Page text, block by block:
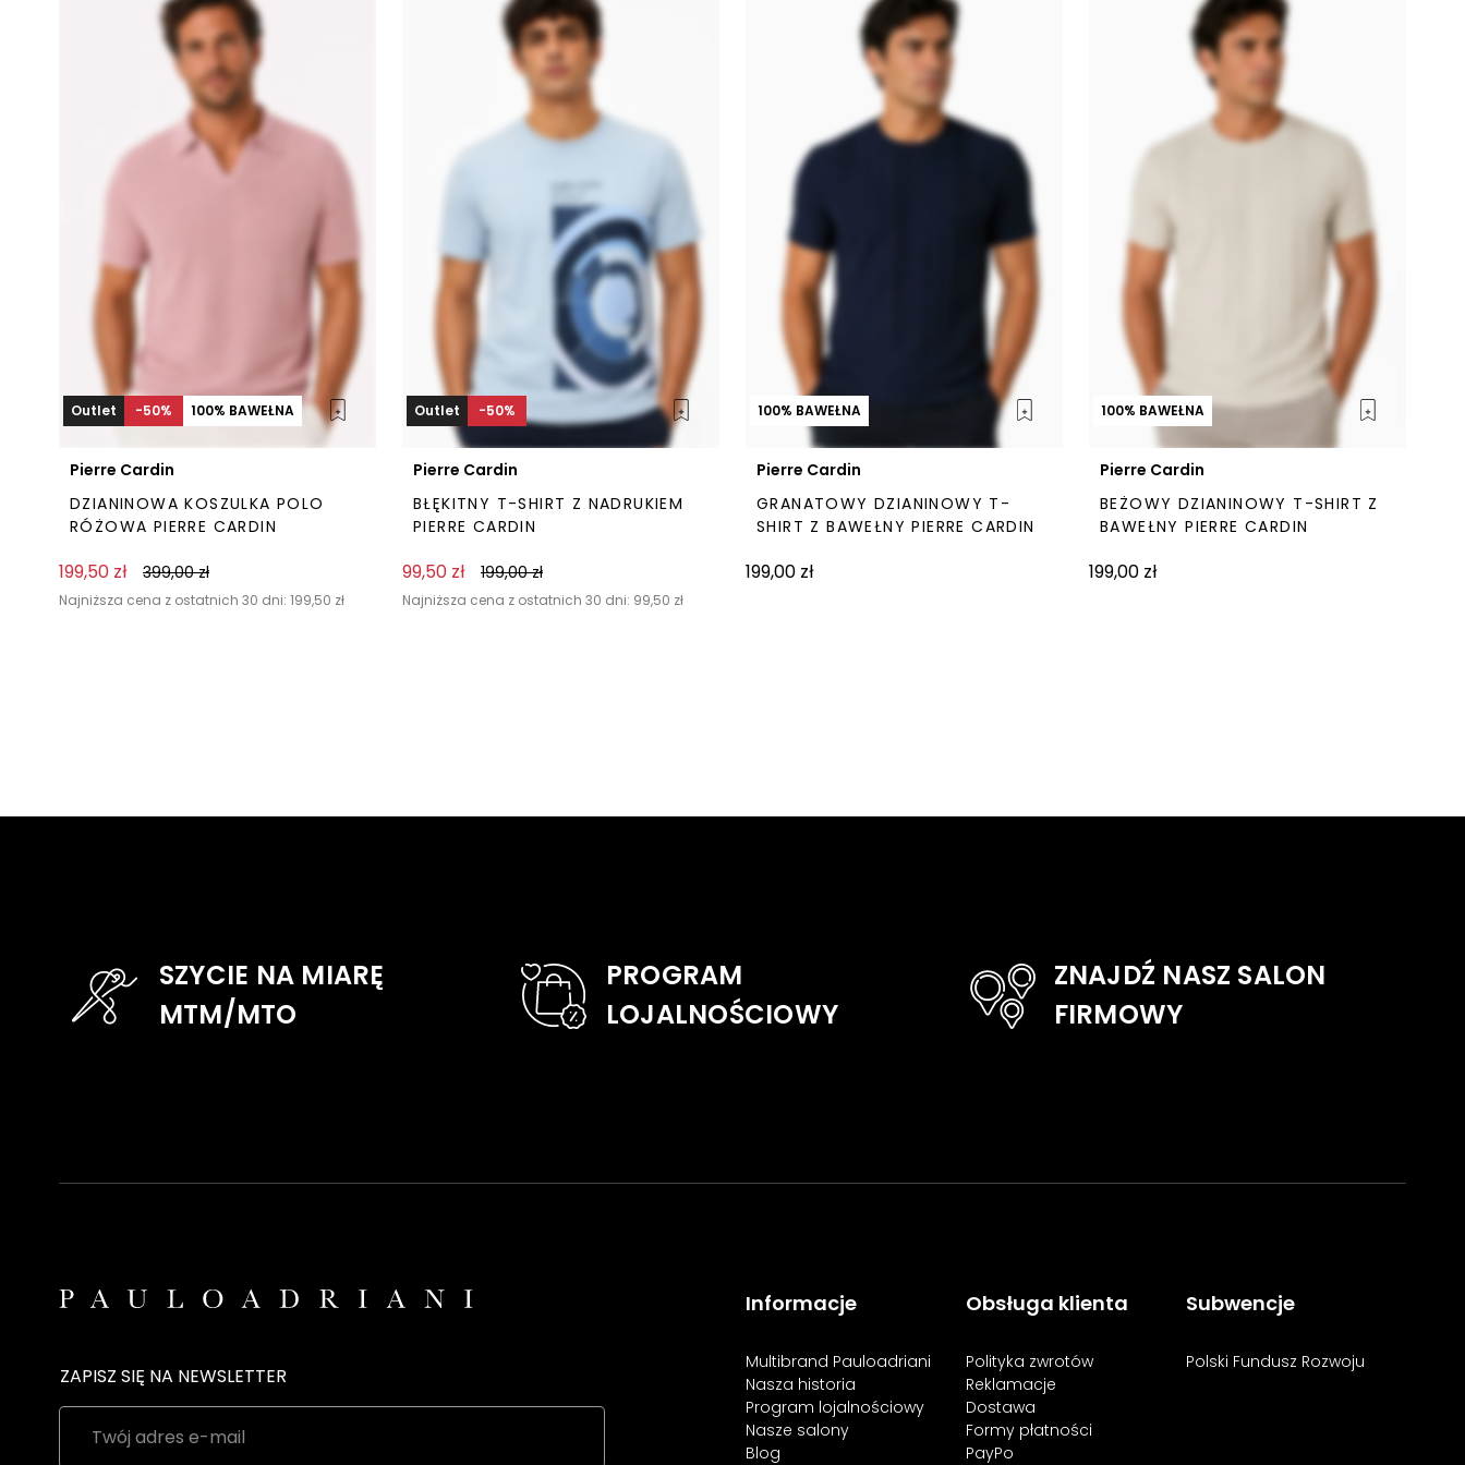
Outlet -50% 100% BAWEŁNA
Pierre Cardin
DZIANINOWA KOSZULKA POLO
RÓŻOWA PIERRE CARDIN
199,50 zł 399,00zł
Najniższa cena z ostatnich 30 dni: 199,50 zł
Outlet -50%
Pierre Cardin
BŁĘKITNY T-SHIRT Z NADRUKIEM
PIERRE CARDIN
99,50 zł 199,00zł
Najniższa cena z ostatnich 30 dni: 99,50 zł
100% BAWEŁNA
Pierre Cardin
GRANATOWY DZIANINOWY T-
SHIRT Z BAWEŁNY PIERRE CARDIN
199,00 zł
100% BAWEŁNA
Pierre Cardin
BEŻOWY DZIANINOWY T-SHIRT Z
BAWEŁNY PIERRE CARDIN
199,00 zł
SZYCIE NA MIARĘ
MTM/MTO
PROGRAM
LOJALNOŚCIOWY
ZNAJDŹ NASZ SALON
FIRMOWY
ZAPISZ SIĘ NA NEWSLETTER
Informacje
Multibrand Pauloadriani
Nasza historia
Program lojalnościowy
Nasze salony
Blog
Obsługa klienta
Polityka zwrotów
Reklamacje
Dostawa
Formy płatności
PayPo
Subwencje
Polski Fundusz Rozwoju